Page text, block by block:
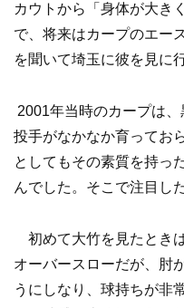
カウトから「身体が大き
で、将来はカープのエー
を聞いて埼玉に彼を見に
2001年当時のカープは
投手がなかなか育ってお
としてもその素質を持っ
んでした。そこで注目し
初めて大竹を見たとき
オーバースローだが、肘
うにしなり、球持ちが非